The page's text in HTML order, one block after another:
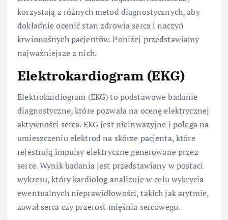
korzystają z różnych metod diagnostycznych, aby
dokładnie ocenić stan zdrowia serca i naczyń
krwionośnych pacjentów. Poniżej przedstawiamy
najważniejsze z nich.
Elektrokardiogram (EKG)
Elektrokardiogram (EKG) to podstawowe badanie
diagnostyczne, które pozwala na ocenę elektrycznej
aktywności serca. EKG jest nieinwazyjne i polega na
umieszczeniu elektrod na skórze pacjenta, które
rejestrują impulsy elektryczne generowane przez
serce. Wynik badania jest przedstawiany w postaci
wykresu, który kardiolog analizuje w celu wykrycia
ewentualnych nieprawidłowości, takich jak arytmie,
zawał serca czy przerost mięśnia sercowego.